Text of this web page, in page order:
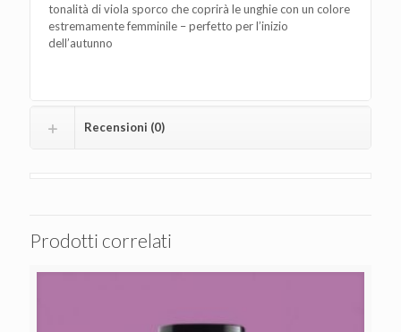
tonalità di viola sporco che coprirà le unghie con un colore
estremamente femminile – perfetto per l’inizio
dell’autunno
Recensioni (0)
Prodotti correlati